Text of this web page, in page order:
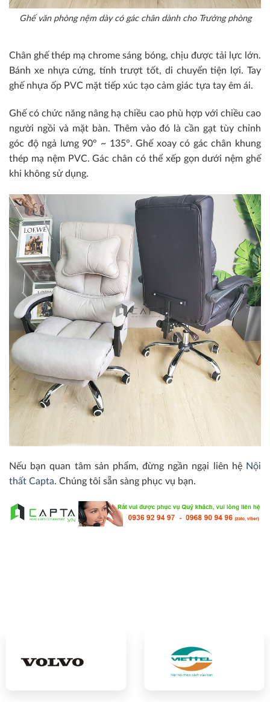
Ghế văn phòng nệm dày có gác chân dành cho Trưởng phòng
Chân ghế thép mạ chrome sáng bóng, chịu được tải lực lớn.
Bánh xe nhựa cứng, tính trượt tốt, di chuyển tiện lợi. Tay
ghế nhựa ốp PVC mặt tiếp xúc tạo cảm giác tựa tay êm ái.
Ghế có chức năng nâng hạ chiều cao phù hợp với chiều cao
người ngồi và mặt bàn. Thêm vào đó là cần gạt tùy chỉnh
góc độ ngả lưng 90° ~ 135°. Ghế xoay có gác chân khung
thép mạ nệm PVC. Gác chân có thể xếp gọn dưới nệm ghế
khi không sử dụng.
Nếu bạn quan tâm sản phẩm, đừng ngần ngại liên hệ Nội
thất Capta. Chúng tôi sẵn sàng phục vụ bạn.